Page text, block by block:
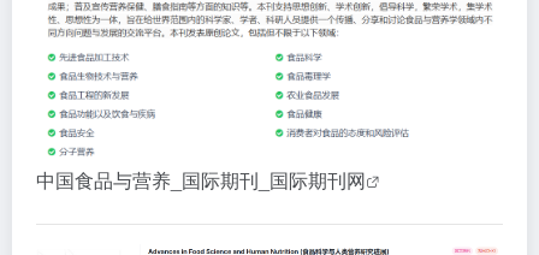
中国食品与营养_国际期刊_国际期刊网